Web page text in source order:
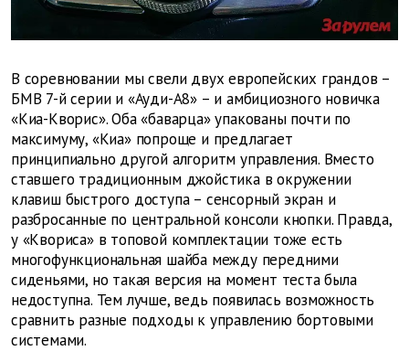
В соревновании мы свели двух европейских грандов –
БМВ 7-й серии и «Ауди-А8» – и амбициозного новичка
«Киа-Кворис». Оба «баварца» упакованы почти по
максимуму, «Киа» попроще и предлагает
принципиально другой алгоритм управления. Вместо
ставшего традиционным джойстика в окружении
клавиш быстрого доступа – сенсорный экран и
разбросанные по центральной консоли кнопки. Правда,
у «Квориса» в топовой комплектации тоже есть
многофункциональная шайба между передними
сиденьями, но такая версия на момент теста была
недоступна. Тем лучше, ведь появилась возможность
сравнить разные подходы к управлению бортовыми
системами.